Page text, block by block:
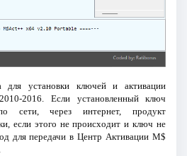
для установки ключей и активации
2016. Если установленный ключ
сети, через интернет, продукт
если этого не происходит и ключ не
для передачи в Центр Активации M$